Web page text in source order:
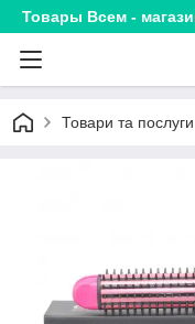
Товары Всем -
Товари та послуги